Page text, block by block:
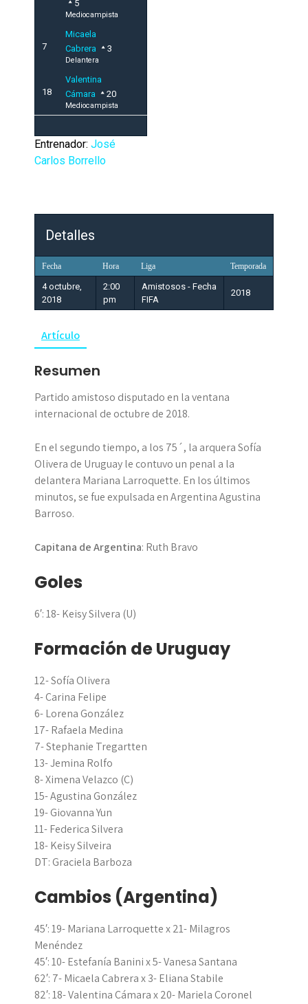
5
Mediocampista
7
Micaela
Cabrera
3
Delantera
18
Valentina
Cámara
20
Mediocampista
Entrenador: José
Carlos Borrello
Detalles
Fecha Hora Liga Temporada
4 octubre,
2018
2:00
pm
Amistosos - Fecha
FIFA
2018
Artículo
Resumen
Partido amistoso disputado en la ventana
internacional de octubre de 2018.
En el segundo tiempo, a los 75´, la arquera Sofía
Olivera de Uruguay le contuvo un penal a la
delantera Mariana Larroquette. En los últimos
minutos, se fue expulsada en Argentina Agustina
Barroso.
Capitana de Argentina: Ruth Bravo
Goles
6′: 18- Keisy Silvera (U)
Formación de Uruguay
12- Sofía Olivera
4- Carina Felipe
6- Lorena González
17- Rafaela Medina
7- Stephanie Tregartten
13- Jemina Rolfo
8- Ximena Velazco (C)
15- Agustina González
19- Giovanna Yun
11- Federica Silvera
18- Keisy Silveira
DT: Graciela Barboza
Cambios (Argentina)
45′: 19- Mariana Larroquette x 21- Milagros
Menéndez
45′: 10- Estefanía Banini x 5- Vanesa Santana
62′: 7- Micaela Cabrera x 3- Eliana Stabile
82′: 18- Valentina Cámara x 20- Mariela Coronel